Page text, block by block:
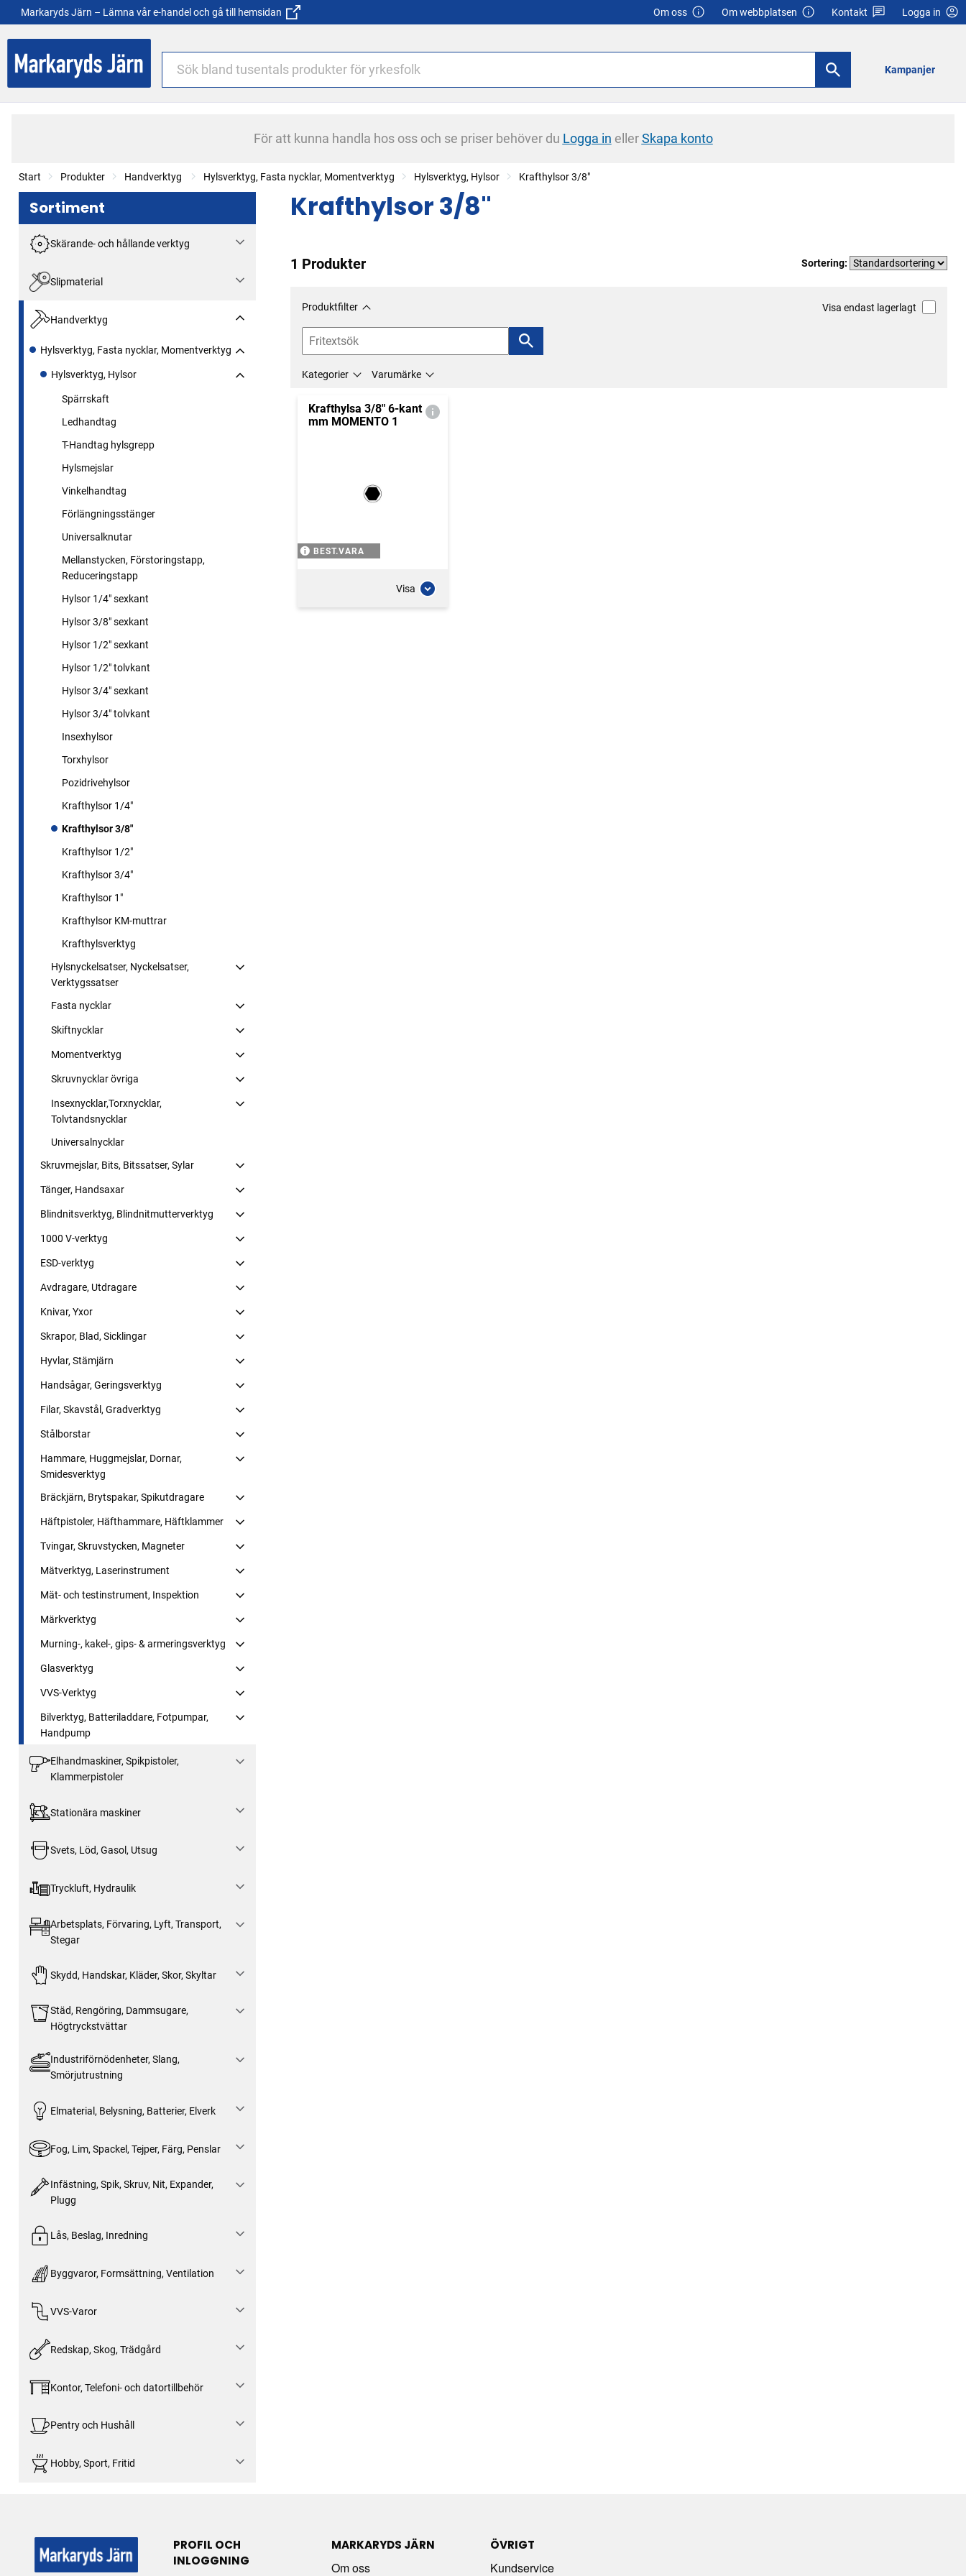
Markaryds Järn – Lämna vår e-handel och gå till hemsidan Om oss Om webbplatsen Kontakt Logga in
Kampanjer
För att kunna handla hos oss och se priser behöver du Logga in ellerSkapa konto
Start Produkter Handverktyg Hylsverktyg, Fasta nycklar, Momentverktyg Hylsverktyg, Hylsor Krafthylsor 3/8"
Sortiment
Skärande- och hållande verktyg
Slipmaterial
Handverktyg
Hylsverktyg, Fasta nycklar, Momentverktyg
Hylsverktyg, Hylsor
Spärrskaft
Ledhandtag
T-Handtag hylsgrepp
Hylsmejslar
Vinkelhandtag
Förlängningsstänger
Universalknutar
Mellanstycken, Förstoringstapp,
Reduceringstapp
Hylsor 1/4" sexkant
Hylsor 3/8" sexkant
Hylsor 1/2" sexkant
Hylsor 1/2" tolvkant
Hylsor 3/4" sexkant
Hylsor 3/4" tolvkant
Insexhylsor
Torxhylsor
Pozidrivehylsor
Krafthylsor 1/4"
Krafthylsor 3/8"
Krafthylsor 1/2"
Krafthylsor 3/4"
Krafthylsor 1"
Krafthylsor KM-muttrar
Krafthylsverktyg
Hylsnyckelsatser, Nyckelsatser,
Verktygssatser
Fasta nycklar
Skiftnycklar
Momentverktyg
Skruvnycklar övriga
Insexnycklar,Torxnycklar,
Tolvtandsnycklar
Universalnycklar
Skruvmejslar, Bits, Bitssatser, Sylar
Tänger, Handsaxar
Blindnitsverktyg, Blindnitmutterverktyg
1000 V-verktyg
ESD-verktyg
Avdragare, Utdragare
Knivar, Yxor
Skrapor, Blad, Sicklingar
Hyvlar, Stämjärn
Handsågar, Geringsverktyg
Filar, Skavstål, Gradverktyg
Stålborstar
Hammare, Huggmejslar, Dornar,
Smidesverktyg
Bräckjärn, Brytspakar, Spikutdragare
Häftpistoler, Häfthammare, Häftklammer
Tvingar, Skruvstycken, Magneter
Mätverktyg, Laserinstrument
Mät- och testinstrument, Inspektion
Märkverktyg
Murning-, kakel-, gips- & armeringsverktyg
Glasverktyg
VVS-Verktyg
Bilverktyg, Batteriladdare, Fotpumpar,
Handpump
Elhandmaskiner, Spikpistoler,
Klammerpistoler
Stationära maskiner
Svets, Löd, Gasol, Utsug
Tryckluft, Hydraulik
Arbetsplats, Förvaring, Lyft, Transport,
Stegar
Skydd, Handskar, Kläder, Skor, Skyltar
Städ, Rengöring, Dammsugare,
Högtryckstvättar
Industriförnödenheter, Slang,
Smörjutrustning
Elmaterial, Belysning, Batterier, Elverk
Fog, Lim, Spackel, Tejper, Färg, Penslar
Infästning, Spik, Skruv, Nit, Expander,
Plugg
Lås, Beslag, Inredning
Byggvaror, Formsättning, Ventilation
VVS-Varor
Redskap, Skog, Trädgård
Kontor, Telefoni- och datortillbehör
Pentry och Hushåll
Hobby, Sport, Fritid
Krafthylsor 3/8"
1 Produkter Sortering:
Produktfilter Visa endast lagerlagt
Kategorier Varumärke
Krafthylsa 3/8" 6-kant
mm MOMENTO 1
BEST.VARA
Visa
PROFIL OCH
INLOGGNING
MARKARYDS JÄRN
Om oss
ÖVRIGT
Kundservice